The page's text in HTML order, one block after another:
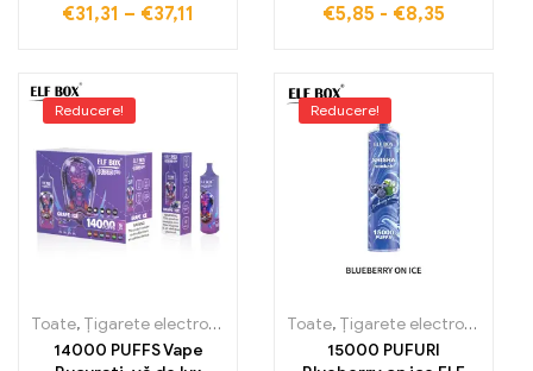
1800 mAh
€31,31 – €37,11
tehnologie RGB ELF
€5,85 - €8,35
Reducere!
Toate, Țigarete electronice de unică folosință ,Țigarete
14000 PUFFS Vape
Reducere!
Toate, Țigarete electronice de unică folosință
15000 PUFURI